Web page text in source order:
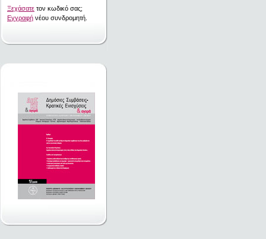
Ξεχάσατε τον κωδικό σας;
Εγγραφή νέου συνδρομητή.